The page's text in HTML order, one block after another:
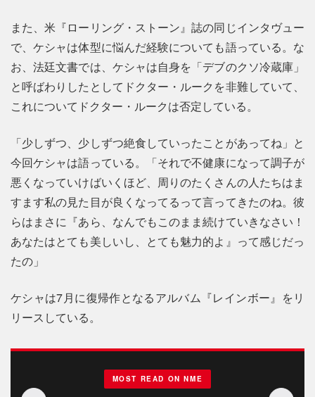
また、米『ローリング・ストーン』誌の同じインタヴュー
で、ケシャは体型に悩んだ経験についても語っている。な
お、法廷文書では、ケシャは自身を「デブのクソ冷蔵庫」
と呼ばわりしたとしてドクター・ルークを非難していて、
これについてドクター・ルークは否定している。
「少しずつ、少しずつ絶食していったことがあってね」と
今回ケシャは語っている。「それで不健康になって調子が
悪くなっていけばいくほど、周りのたくさんの人たちはま
すます私の見た目が良くなってるって言ってきたのね。彼
らはまさに『あら、なんでもこのまま続けていきなさい！
あなたはとても美しいし、とても魅力的よ』って感じだっ
たの」
ケシャは7月に復帰作となるアルバム『レインボー』をリ
リースしている。
MOST READ ON NME